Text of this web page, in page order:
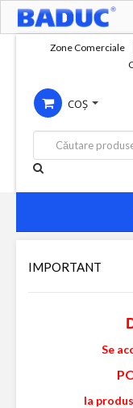
Compania
Servicii
Productie
Contact
Zone Comerciale
COȘ
IMPORTANT
Se
la